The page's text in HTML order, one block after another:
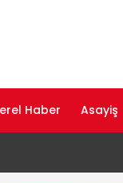
Haber Asayiş